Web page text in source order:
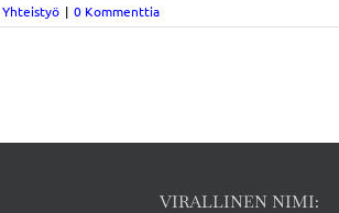
Yhteistyö | 0 Kommenttia
VIRALLINEN NIMI: